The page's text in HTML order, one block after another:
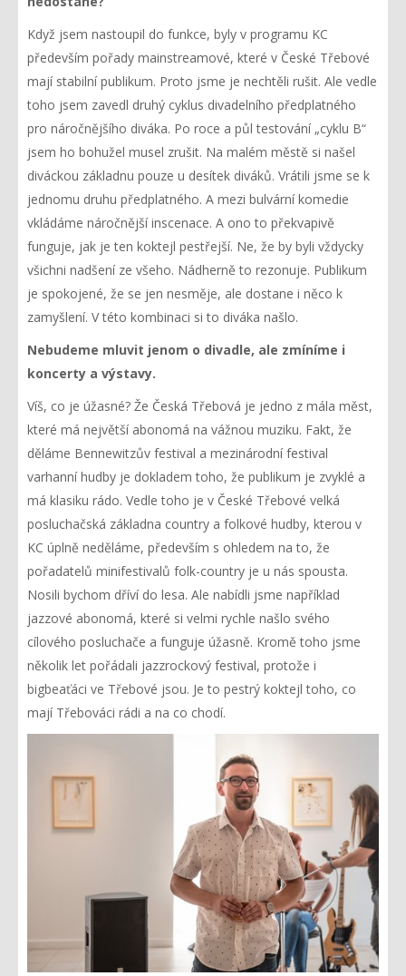
Když jsem nastoupil do funkce, byly v programu KC
především pořady mainstreamové, které v České Třebové
mají stabilní publikum. Proto jsme je nechtěli rušit. Ale vedle
toho jsem zavedl druhý cyklus divadelního předplatného
pro náročnějšího diváka. Po roce a půl testování „cyklu B“
jsem ho bohužel musel zrušit. Na malém městě si našel
diváckou základnu pouze u desítek diváků. Vrátili jsme se k
jednomu druhu předplatného. A mezi bulvární komedie
vkládáme náročnější inscenace. A ono to překvapivě
funguje, jak je ten koktejl pestřejší. Ne, že by byli vždycky
všichni nadšení ze všeho. Nádherně to rezonuje. Publikum
je spokojené, že se jen nesměje, ale dostane i něco k
zamyšlení. V této kombinaci si to diváka našlo.
Nebudeme mluvit jenom o divadle, ale zmíníme i
koncerty a výstavy.
Víš, co je úžasné? Že Česká Třebová je jedno z mála měst,
které má největší abonomá na vážnou muziku. Fakt, že
děláme Bennewitzův festival a mezinárodní festival
varhanní hudby je dokladem toho, že publikum je zvyklé a
má klasiku rádo. Vedle toho je v České Třebové velká
posluchačská základna country a folkové hudby, kterou v
KC úplně neděláme, především s ohledem na to, že
pořadatelů minifestivalů folk-country je u nás spousta.
Nosili bychom dříví do lesa. Ale nabídli jsme například
jazzové abonomá, které si velmi rychle našlo svého
cílového posluchače a funguje úžasně. Kromě toho jsme
několik let pořádali jazzrockový festival, protože i
bigbeaťáci ve Třebové jsou. Je to pestrý koktejl toho, co
mají Třebováci rádi a na co chodí.